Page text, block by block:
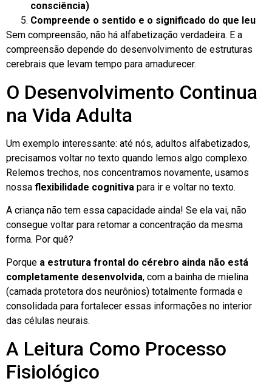
consciência)
Compreende o sentido e o significado do que leu
Sem compreensão, não há alfabetização verdadeira. E a
compreensão depende do desenvolvimento de estruturas
cerebrais que levam tempo para amadurecer.
O Desenvolvimento Continua
na Vida Adulta
Um exemplo interessante: até nós, adultos alfabetizados,
precisamos voltar no texto quando lemos algo complexo.
Relemos trechos, nos concentramos novamente, usamos
nossa flexibilidade cognitiva para ir e voltar no texto.
A criança não tem essa capacidade ainda! Se ela vai, não
consegue voltar para retomar a concentração da mesma
forma. Por quê?
Porque a estrutura frontal do cérebro ainda não está
completamente desenvolvida, com a bainha de mielina
(camada protetora dos neurônios) totalmente formada e
consolidada para fortalecer essas informações no interior
das células neurais.
A Leitura Como Processo
Fisiológico